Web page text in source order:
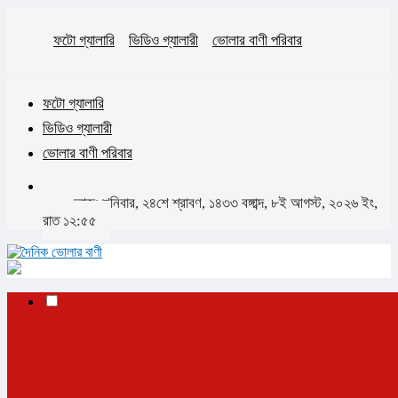
ফটো গ্যালারি ভিডিও গ্যালারী ভোলার বাণী পরিবার
ফটো গ্যালারি
ভিডিও গ্যালারী
ভোলার বাণী পরিবার
আজঃ শনিবার, ২৪শে শ্রাবণ, ১৪৩৩ বঙ্গাব্দ, ৮ই আগস্ট, ২০২৬ ইং,
রাত ১২:৫৫
✕